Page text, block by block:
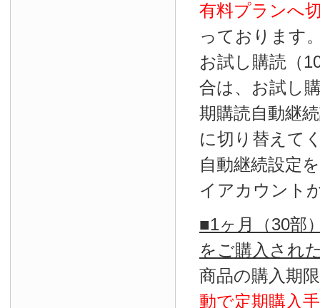
有料プランへ
っております
お試し購読（
合は、お試し
期購読自動継
に切り替えて
自動継続設定
イアカウント
■1ヶ月（30部
をご購入され
商品の購入期
動で定期購入